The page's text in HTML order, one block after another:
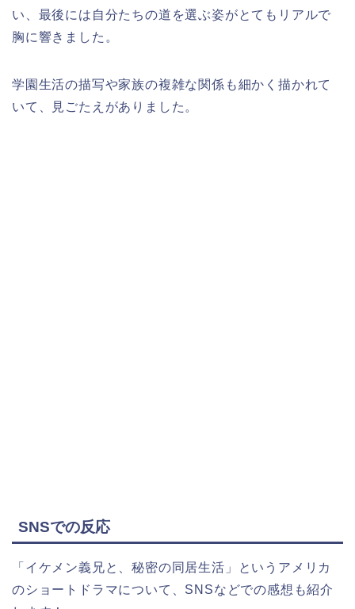
い、最後には自分たちの道を選ぶ姿がとてもリアルで
胸に響きました。
学園生活の描写や家族の複雑な関係も細かく描かれて
いて、見ごたえがありました。
SNSでの反応
「イケメン義兄と、秘密の同居生活」というアメリカ
のショートドラマについて、SNSなどでの感想も紹介